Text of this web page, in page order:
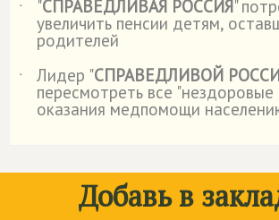
˙
"СПРАВЕДЛИВАЯ РОССИЯ"
увеличить пенсии детям,
родителей
˙
Лидер "СПРАВЕДЛИВОЙ
пересмотреть все
оказания медпомощи
Добавь в